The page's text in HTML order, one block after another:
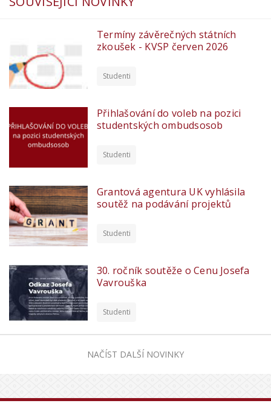
Termíny závěrečných státních
zkoušek - KVSP červen 2026
Studenti
Přihlašování do voleb na pozici
studentských ombudsosob
Studenti
Grantová agentura UK vyhlásila
soutěž na podávání projektů
Studenti
30. ročník soutěže o Cenu Josefa
Vavrouška
Studenti
NAČÍST DALŠÍ NOVINKY